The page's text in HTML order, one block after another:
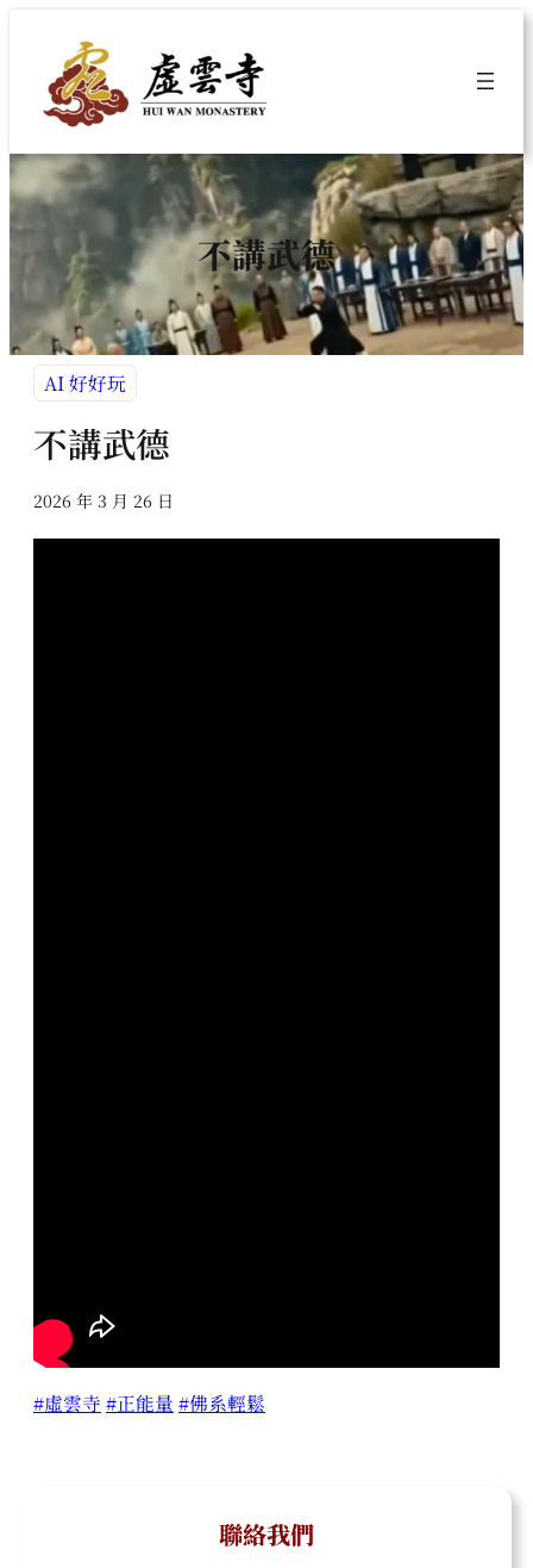
內
容
不講武德
AI 好好玩
不講武德
2026 年 3 月 26 日
#虛雲寺 #正能量 #佛系輕鬆
聯絡我們